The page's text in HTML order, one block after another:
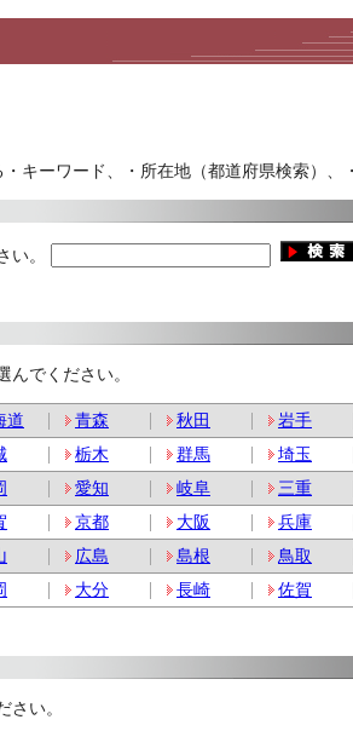
キーワード、・所在地（都道府県検索）、
い。
んでください。
道 青森 秋田 岩手
栃木 群馬 埼玉
愛知 岐阜 三重
京都 大阪 兵庫
広島 島根 鳥取
大分 長崎 佐賀
さい。